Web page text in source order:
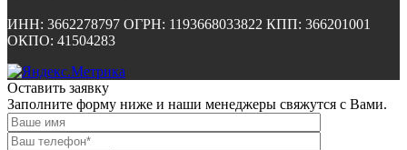
ИНН: 3662278797 ОГРН: 1193668033822 КПП: 366201001
ОКПО: 41504283
Оставить заявку
Заполните форму ниже и наши менеджеры свяжутся с Вами.